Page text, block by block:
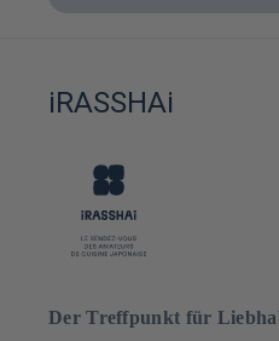
iRASSHAi
Der Treffpunkt für